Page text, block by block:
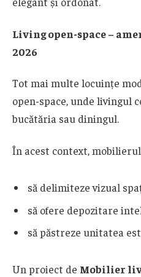
Living open-space –
2026
Tot mai multe locuințe
open-space, unde livingul
bucătăria sau diningul.
În acest context,
să delimiteze vizual
să ofere depozitare
să păstreze unitatea
Un proiect de Mobilier